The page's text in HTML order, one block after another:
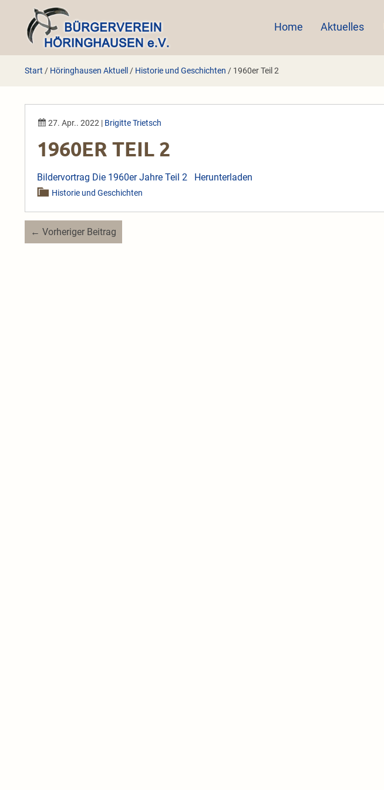
springen
Home Aktuelles
Start / Höringhausen Aktuell / Historie und Geschichten / 1960er Teil 2
27. Apr.. 2022 | Brigitte Trietsch
1960ER TEIL 2
Bildervortrag Die 1960er Jahre Teil 2 Herunterladen
Historie und Geschichten
Beitragsnavigation
← Vorheriger Beitrag